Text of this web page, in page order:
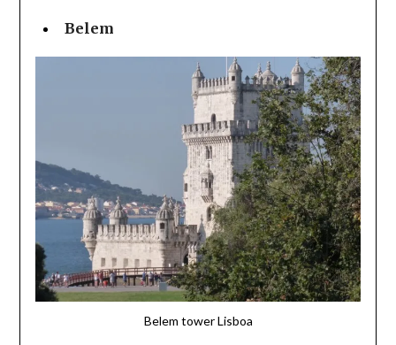
Belem
Belem tower Lisboa